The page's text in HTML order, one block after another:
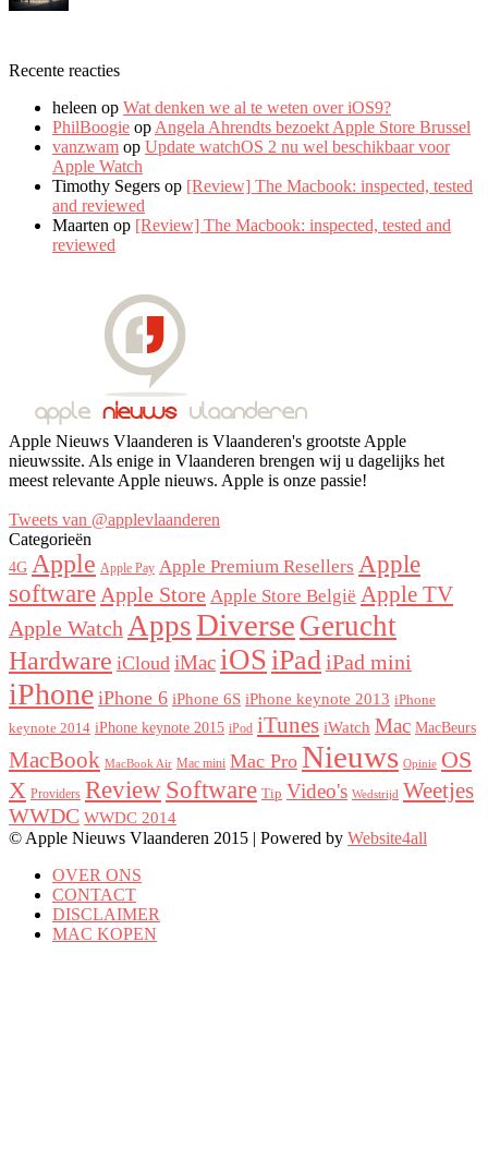
Recente reacties
heleen op Wat denken we al te weten over iOS9?
PhilBoogie op Angela Ahrendts bezoekt Apple Store Brussel
vanzwam op Update watchOS 2 nu wel beschikbaar voor
Apple Watch
Timothy Segers op [Review] The Macbook: inspected, tested
and reviewed
Maarten op [Review] The Macbook: inspected, tested and
reviewed
Apple Nieuws Vlaanderen is Vlaanderen's grootste Apple
nieuwssite. Als enige in Vlaanderen brengen wij u dagelijks het
meest relevante Apple nieuws. Apple is onze passie!
Tweets van @applevlaanderen
Categorieën
4G Apple Apple Pay Apple Premium Resellers Apple
software Apple Store Apple Store België Apple TV
Apple Watch Apps Diverse Gerucht
Hardware iCloud iMac iOS iPad iPad mini
iPhone iPhone 6 iPhone 6S iPhone keynote 2013 iPhone
keynote 2014 iPhone keynote 2015 iPod iTunes iWatch Mac MacBeurs
MacBook MacBook Air Mac mini Mac Pro Nieuws Opinie OS
X Providers Review Software Tip Video's Wedstrijd Weetjes
WWDC WWDC 2014
© Apple Nieuws Vlaanderen 2015 | Powered by Website4all
OVER ONS
CONTACT
DISCLAIMER
MAC KOPEN